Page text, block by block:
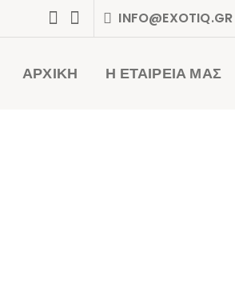
INFO@EXOTIQ.GR
ΑΡΧΙΚΗ Η ΕΤΑΙΡΕΙΑ ΜΑΣ